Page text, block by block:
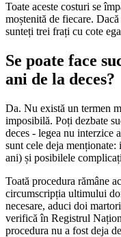
Toate aceste costuri se
moștenită de fiecare.
sunteți trei frați cu cote
Se poate face
ani de la deces?
Da. Nu există un termen
imposibilă. Poți dezbate
deces - legea nu interzice
sunt cele deja
ani) și posibilele
Toată procedura rămâne
circumscripția ultimului
necesare, aduci doi
verifică în Registrul
procedura nu a fost deja